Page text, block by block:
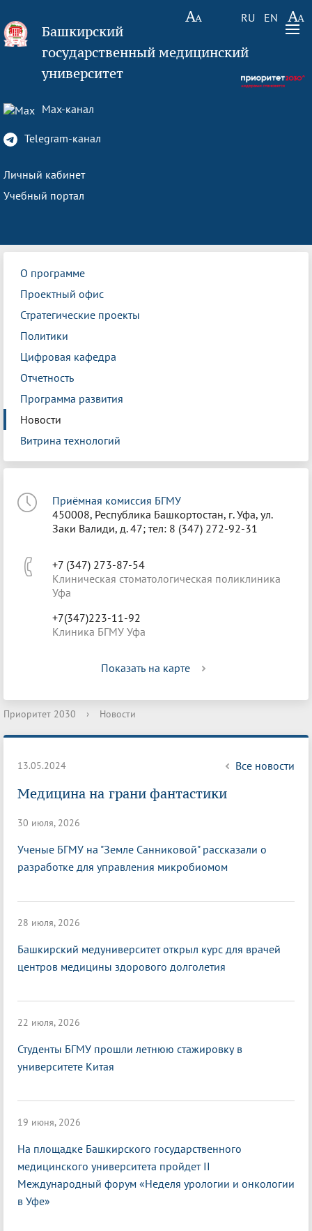
RU EN
Башкирский
государственный медицинский
университет
Max-канал
Telegram-канал
Личный кабинет
Учебный портал
О программе
Проектный офис
Стратегические проекты
Политики
Цифровая кафедра
Отчетность
Программа развития
Новости
Витрина технологий
Приёмная комиссия БГМУ
450008, Республика Башкортостан, г. Уфа, ул.
Заки Валиди, д. 47; тел: 8 (347) 272-92-31
+7 (347) 273-87-54
Клиническая стоматологическая поликлиника
Уфа
+7(347)223-11-92
Клиника БГМУ Уфа
Показать на карте
Приоритет 2030 › Новости
13.05.2024 Все новости
Медицина на грани фантастики
30 июля, 2026
Ученые БГМУ на "Земле Санниковой" рассказали о
разработке для управления микробиомом
28 июля, 2026
Башкирский медуниверситет открыл курс для врачей
центров медицины здорового долголетия
22 июля, 2026
Студенты БГМУ прошли летнюю стажировку в
университете Китая
19 июня, 2026
На площадке Башкирского государственного
медицинского университета пройдет II
Международный форум «Неделя урологии и онкологии
в Уфе»